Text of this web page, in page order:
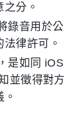
分。
錄音用於公
律許可。
是如同 iOS
並徵得對方